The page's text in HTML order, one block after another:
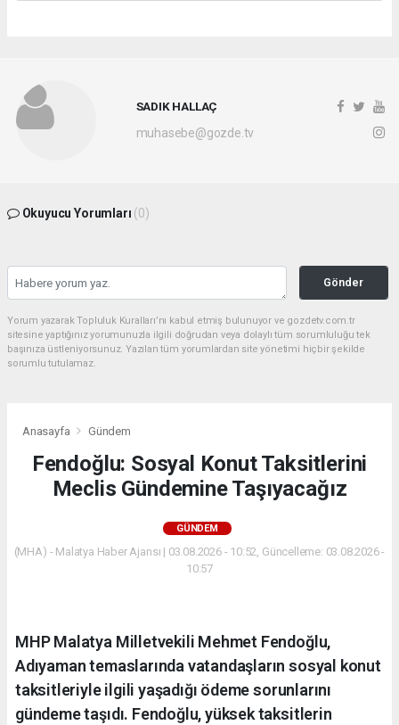
SADIK HALLAÇ
muhasebe@gozde.tv
Okuyucu Yorumları (0)
Gönder
Yorum yazarak Topluluk Kuralları’nı kabul etmiş bulunuyor ve gozdetv.com.tr
sitesine yaptığınız yorumunuzla ilgili doğrudan veya dolaylı tüm sorumluluğu tek
başınıza üstleniyorsunuz. Yazılan tüm yorumlardan site yönetimi hiçbir şekilde
sorumlu tutulamaz.
Anasayfa Gündem
Fendoğlu: Sosyal Konut Taksitlerini
Meclis Gündemine Taşıyacağız
GÜNDEM
(MHA) - Malatya Haber Ajansı | 03.08.2026 - 10:52, Güncelleme: 03.08.2026 -
10:57
MHP Malatya Milletvekili Mehmet Fendoğlu,
Adıyaman temaslarında vatandaşların sosyal konut
taksitleriyle ilgili yaşadığı ödeme sorunlarını
gündeme taşıdı. Fendoğlu, yüksek taksitlerin